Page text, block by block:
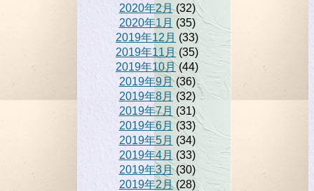
2020年2月(32)
2020年1月 (35)
2019年12月 (33)
2019年11月(35)
2019年10月(44)
2019年9月(36)
2019年8月(32)
2019年7月 (31)
2019年6月 (33)
2019年5月 (34)
2019年4月 (33)
2019年3月(30)
2019年2月(28)